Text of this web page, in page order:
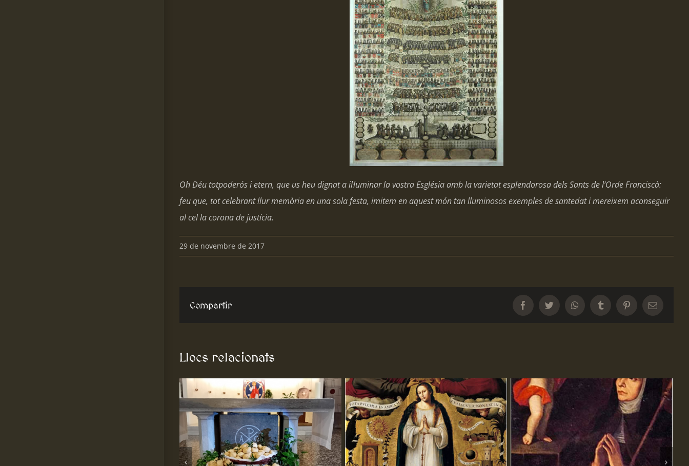
Oh Déu totpoderós i etern, que us heu dignat a il·luminar la vostra Església amb la varietat esplendorosa dels Sants de l’Orde Franciscà:
feu que, tot celebrant llur memòria en una sola festa, imitem en aquest món tan lluminosos exemples de santedat i mereixem aconseguir
al cel la corona de justícia.
29 de novembre de 2017
Compartir FacebookTwitterWhatsAppTumblrPinterestEmail:
Llocs relacionats